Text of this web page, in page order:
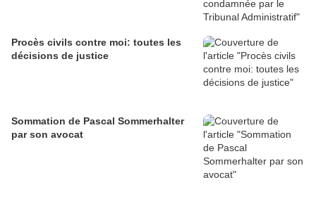
Procès civils contre moi: toutes les
décisions de justice
Sommation de Pascal Sommerhalter
par son avocat